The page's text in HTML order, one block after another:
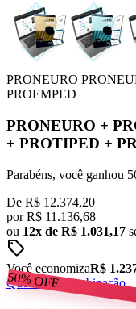
PRONEURO
PROEMPED
PRONEURO +
+ PROTIPED +
Parabéns, você ganhou
De R$ 12.374,20
por R$ 11.136,68
ou 12x de R$ 1.031,17
sell
Você economizaR$
Quero esta combinação
50%OFF